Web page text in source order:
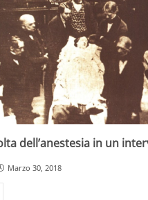
dell’anestesia in un
Marzo 30, 2018